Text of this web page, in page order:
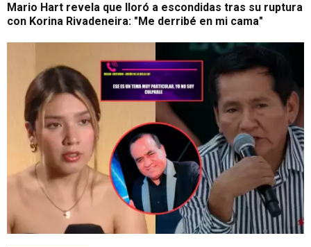
Mario Hart revela que lloró a escondidas tras su ruptura
con Korina Rivadeneira: "Me derribé en mi cama"